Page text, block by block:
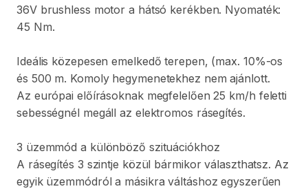
36V brushless motor a hátsó kerékben. Nyomaték:
45 Nm.
Ideális közepesen emelkedő terepen​,​ (max. 10%-os
és 500 m. Komoly hegymenetekhez nem ajánlott.
Az európai előírásoknak megfelelően 25 km​/​h feletti
sebességnél megáll az elektromos rásegítés.
3 üzemmód a különböző szituációkhoz
A rásegítés 3 szintje közül bármikor választhatsz. Az
egyik üzemmódról a másikra váltáshoz egyszerűen